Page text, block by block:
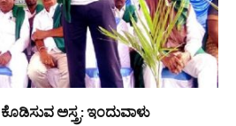
ಅಸ್ತ್ರ: ಇಂದುವಾಳು